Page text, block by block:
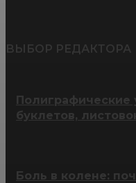
ВЫБОР РЕДАКТОРА
Полиграфические
буклетов,
Боль в колене: